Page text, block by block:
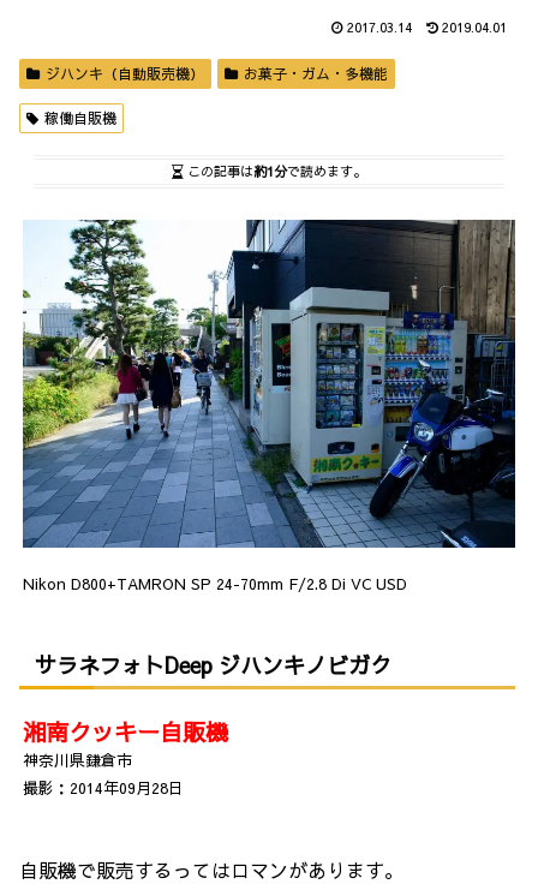
2017.03.14 2019.04.01
ジハンキ（自動販売機） お菓子・ガム・多機能
稼働自販機
この記事は約1分で読めます。
Nikon D800+TAMRON SP 24-70mm F/2.8 Di VC USD
サラネフォトDeep ジハンキノビガク
湘南クッキー自販機
神奈川県鎌倉市
撮影：2014年09月28日
自販機で販売するってはロマンがあります。